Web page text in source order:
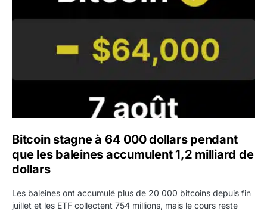
Bitcoin stagne à 64 000 dollars pendant
que les baleines accumulent 1,2 milliard de
dollars
Les baleines ont accumulé plus de 20 000 bitcoins depuis fin
juillet et les ETF collectent 754 millions, mais le cours reste